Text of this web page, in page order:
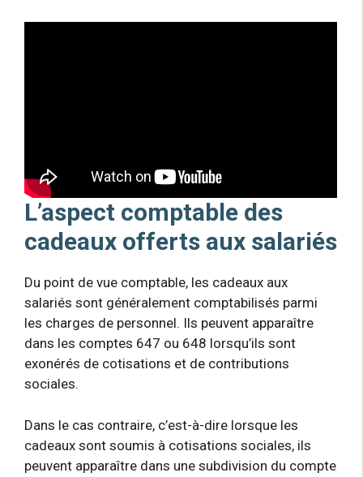
L’aspect comptable des
cadeaux offerts aux salariés
Du point de vue comptable, les cadeaux aux
salariés sont généralement comptabilisés parmi
les charges de personnel. Ils peuvent apparaître
dans les comptes 647 ou 648 lorsqu’ils sont
exonérés de cotisations et de contributions
sociales.
Dans le cas contraire, c’est-à-dire lorsque les
cadeaux sont soumis à cotisations sociales, ils
peuvent apparaître dans une subdivision du compte